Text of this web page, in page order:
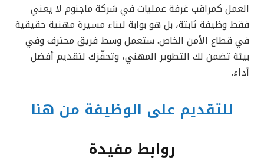
العمل كمراقب غرفة عمليات في شركة ماجنوم لا يعني
فقط وظيفة ثابتة، بل هو بوابة لبناء مسيرة مهنية حقيقية
في قطاع الأمن الخاص. ستعمل وسط فريق محترف وفي
بيئة تضمن لك التطوير المهني، وتحفّزك لتقديم أفضل
أداء.
للتقديم على الوظيفة من هنا
روابط مفيدة